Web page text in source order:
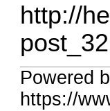
http://
Powered
https://